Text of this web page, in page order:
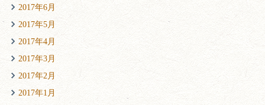
2017年6月
2017年5月
2017年4月
2017年3月
2017年2月
2017年1月